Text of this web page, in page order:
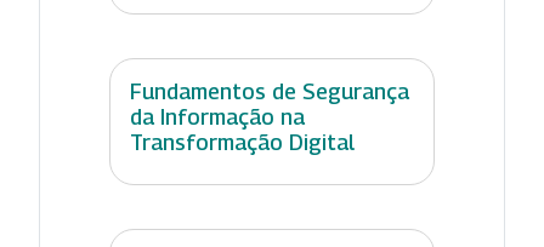
Fundamentos de Segurança
da Informação na
Transformação Digital